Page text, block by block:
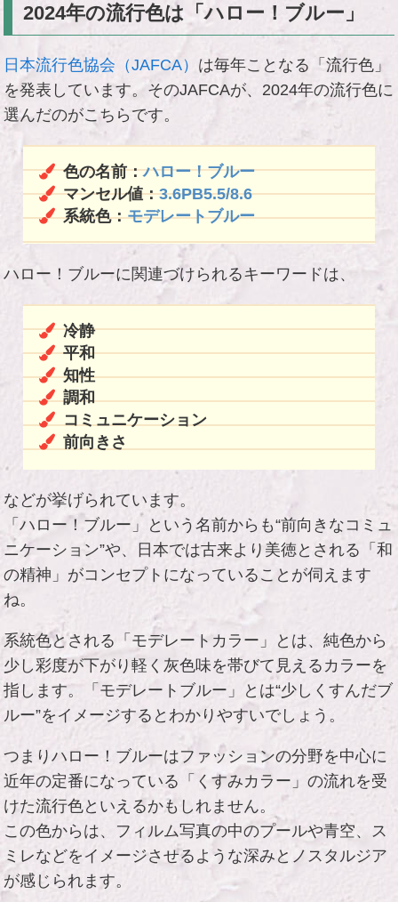
2024年の流行色は「ハロー！ブルー」
日本流行色協会（JAFCA） は毎年ことなる「流行色」
を発表しています。そのJAFCAが、2024年の流行色に
選んだのがこちらです。
色の名前：ハロー！ブルー
マンセル値：3.6PB5.5/8.6
系統色：モデレートブルー
ハロー！ブルーに関連づけられるキーワードは、
冷静
平和
知性
調和
コミュニケーション
前向きさ
などが挙げられています。
「ハロー！ブルー」という名前からも“前向きなコミュ
ニケーション”や、日本では古来より美徳とされる「和
の精神」がコンセプトになっていることが伺えます
ね。
系統色とされる「モデレートカラー」とは、純色から
少し彩度が下がり軽く灰色味を帯びて見えるカラーを
指します。「モデレートブルー」とは“少しくすんだブ
ルー”をイメージするとわかりやすいでしょう。
つまりハロー！ブルーはファッションの分野を中心に
近年の定番になっている「くすみカラー」の流れを受
けた流行色といえるかもしれません。
この色からは、フィルム写真の中のプールや青空、ス
ミレなどをイメージさせるような深みとノスタルジア
が感じられます。